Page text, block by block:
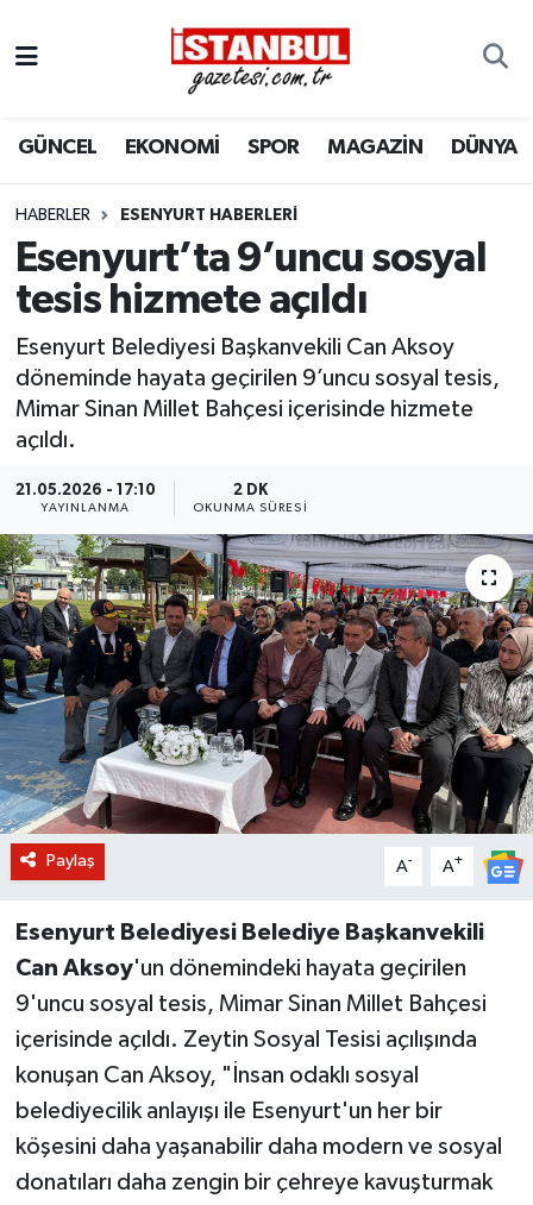
GÜNCEL EKONOMİ SPOR MAGAZİN DÜNYA
HABERLER ESENYURT HABERLERI
Esenyurt’ta 9’uncu sosyal
tesis hizmete açıldı
Esenyurt Belediyesi Başkanvekili Can Aksoy
döneminde hayata geçirilen 9’uncu sosyal tesis,
Mimar Sinan Millet Bahçesi içerisinde hizmete
açıldı.
21.05.2026 - 17:10
YAYINLANMA
2 DK
OKUNMA SÜRESI
Paylaş A- A+
Esenyurt Belediyesi Belediye Başkanvekili
Can Aksoy'un dönemindeki hayata geçirilen
9'uncu sosyal tesis, Mimar Sinan Millet Bahçesi
içerisinde açıldı. Zeytin Sosyal Tesisi açılışında
konuşan Can Aksoy, "İnsan odaklı sosyal
belediyecilik anlayışı ile Esenyurt'un her bir
köşesini daha yaşanabilir daha modern ve sosyal
donatıları daha zengin bir çehreye kavuşturmak
EKONOMİ
İSTANBUL
DÜNYA
MAGAZİN
KÜLTÜR SANAT
SAĞLIK
BİLİM VE TEKNOLOJİ
OTOMOBİL
KURUMSAL
Nöbetçi Eczaneler
Hava Durumu
Trafik Durumu
Süper Lig Puan Durumu ve Fikstür
Son Dakika Haberleri
Haber Arşivi